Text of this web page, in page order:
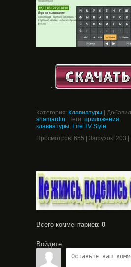
·
Категория: Клавиатуры Добавил
shamardin
Теги: приложения,
клавиатуры, Fire TV Style
Просмотров: 655 Загрузок: 203
Всего комментариев: 0
Войдите: